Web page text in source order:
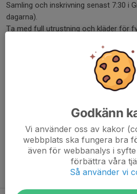
Samling och inskrivning senast 7:30 i
dagarna).
Ta med full utrustning och kläder för
Cafeterian kommer att vara öppen
Tidigare nyheter
Godkänn
Vi använder oss av kakor
webbplats ska fungera bra
även för webbanalys i
förbättra våra
Så använder vi